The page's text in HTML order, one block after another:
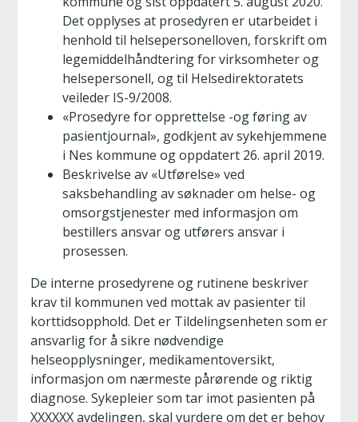
Det opplyses at prosedyren er utarbeidet i
henhold til helsepersonelloven, forskrift om
legemiddelhåndtering for virksomheter og
helsepersonell, og til Helsedirektoratets
veileder IS-9/2008.
«Prosedyre for opprettelse -og føring av
pasientjournal», godkjent av sykehjemmene
i Nes kommune og oppdatert 26. april 2019.
Beskrivelse av «Utførelse» ved
saksbehandling av søknader om helse- og
omsorgstjenester med informasjon om
bestillers ansvar og utførers ansvar i
prosessen.
De interne prosedyrene og rutinene beskriver
krav til kommunen ved mottak av pasienter til
korttidsopphold. Det er Tildelingsenheten som er
ansvarlig for å sikre nødvendige
helseopplysninger, medikamentoversikt,
informasjon om nærmeste pårørende og riktig
diagnose. Sykepleier som tar imot pasienten på
XXXXXX avdelingen, skal vurdere om det er behov